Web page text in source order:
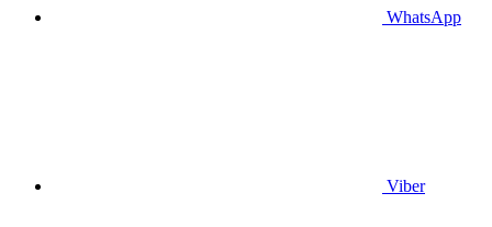
WhatsApp
Viber